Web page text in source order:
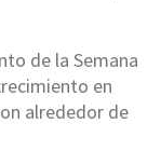
de la Semana
en
alrededor de